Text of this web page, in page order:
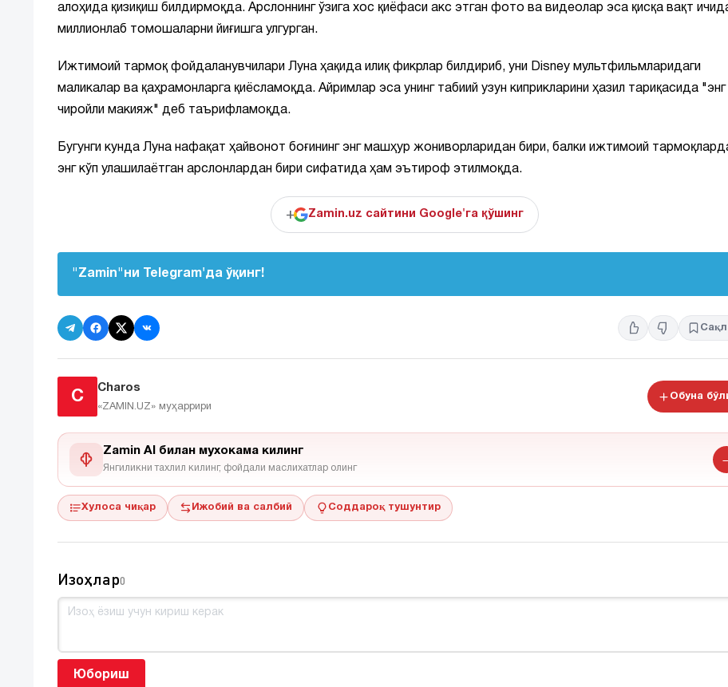
алоҳида қизиқиш билдирмоқда. Арслоннинг ўзига хос қиёфаси акс этган фото ва видеолар эса қисқа вақт
миллионлаб томошаларни йиғишга улгурган.
Ижтимоий тармоқ фойдаланувчилари Луна ҳақида илиқ фикрлар билдириб, уни Disney мультфильмларидаги
маликалар ва қаҳрамонларга қиёсламоқда. Айримлар эса унинг табиий узун киприкларини ҳазил тариқасида "энг
чиройли макияж" деб таърифламоқда.
Бугунги кунда Луна нафақат ҳайвонот боғининг энг машҳур жониворларидан бири, балки ижтимоий
энг кўп улашилаётган арслонлардан бири сифатида ҳам эътироф этилмоқда.
+ Zamin.uz сайтини Google'га қўшинг
"Zamin"ни Telegram'да ўқинг!
C
Charos
«ZAMIN.UZ» муҳаррири
Обуна
Zamin AI билан мухокама килинг
Янгиликни тахлил килинг, фойдали маслихатлар олинг
Хулоса чиқар Ижобий ва салбий Соддароқ тушунтир
Изоҳлар0
Юбориш